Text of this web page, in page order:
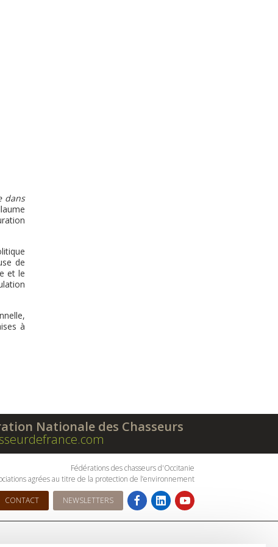
dans
de
et le
à
Nationale des Chasseurs
Fédérations des chasseurs d'Occitanie
agrées au titre de la protection de l’environnement
CONTACT NEWSLETTERS